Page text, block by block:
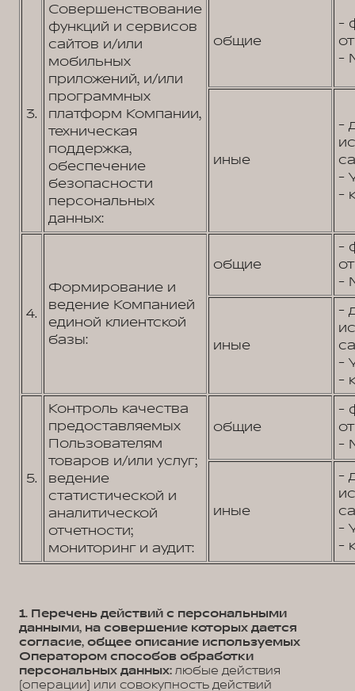
3.
Совершенствование
функций и сервисов
сайтов и/или
мобильных
приложений, и/или
программных
платформ Компании,
техническая
поддержка,
обеспечение
безопасности
персональных
данных:
общие
-
-
иные
-
-
-
4.
Формирование и
ведение Компанией
единой клиентской
базы:
общие
-
-
иные
-
-
-
5.
Контроль качества
предоставляемых
Пользователям
товаров и/или услуг;
ведение
статистической и
аналитической
отчетности;
мониторинг и аудит:
общие
-
-
иные
-
-
-
1. Перечень действий с персональными
данными, на совершение которых дается
согласие, общее описание используемых
Оператором способов обработки
персональных данных: любые действия
(операции) или совокупность действий